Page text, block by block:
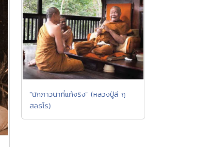
"นักภาวนาที่แท้จริง" (หลวงปู่ลี กุ
สลธโร)